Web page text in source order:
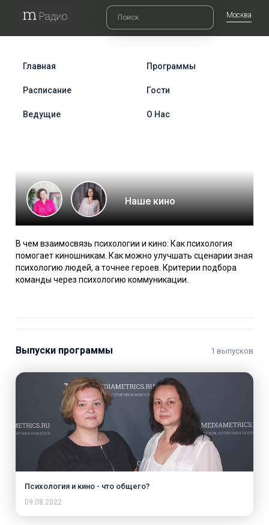
Москва
Главная Программы
Расписание Гости
Ведущие О Нас
Наше кино
В чем взаимосвязь психологии и кино: Как психология
помогает киношникам. Как можно улучшать сценарии зная
психологию людей, а точнее героев. Критерии подбора
команды через психологию коммуникации.
Выпуски программы 1 выпусков
Психология и кино - что общего?
09.08.2022